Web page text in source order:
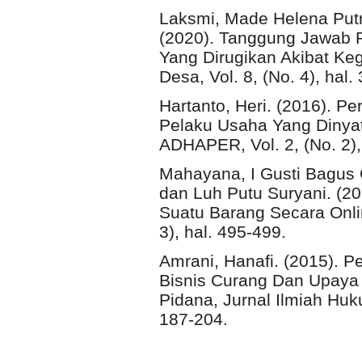
Laksmi, Made Helena
(2020). Tanggung Jawab
Yang Dirugikan Akibat
Desa, Vol. 8, (No. 4), hal.
Hartanto, Heri. (2016).
Pelaku Usaha Yang
ADHAPER, Vol. 2, (No.
Mahayana, I Gusti Bagus
dan Luh Putu Suryani.
Suatu Barang Secara
3), hal. 495-499.
Amrani, Hanafi. (2015).
Bisnis Curang Dan
Pidana, Jurnal Ilmiah
187-204.